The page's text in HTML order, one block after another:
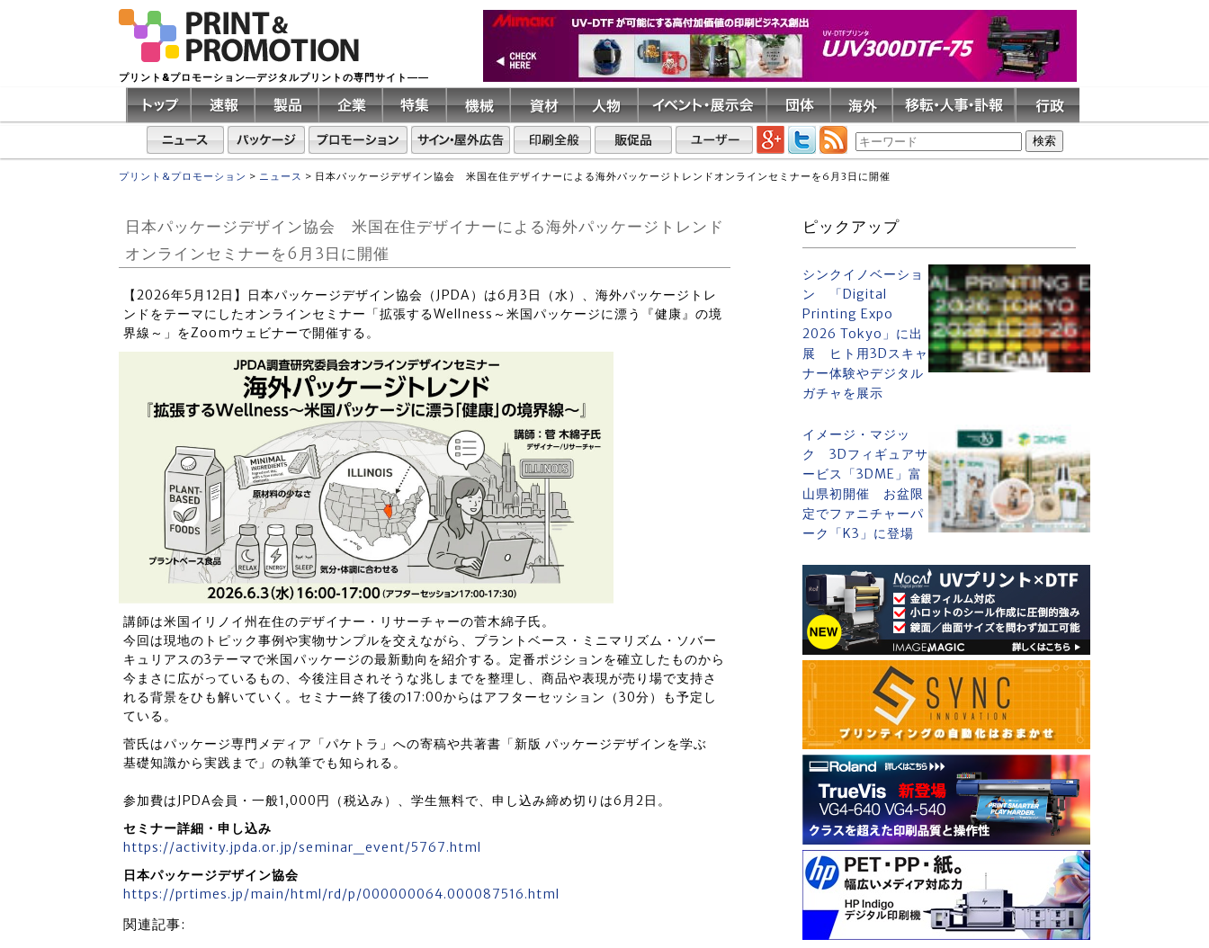
プリント&プロモーション―デジタルプリントの専門サイト――
プリント&プロモーション > ニュース > 日本パッケージデザイン協会 米国在住デザイナーによる海外パッケージトレンドオンラインセミナーを6月3日に開催
日本パッケージデザイン協会 米国在住デザイナーによる海外パッケージトレンド
オンラインセミナーを6月3日に開催
【2026年5月12日】日本パッケージデザイン協会（JPDA）は6月3日（水）、海外パッケージトレ
ンドをテーマにしたオンラインセミナー「拡張するWellness～米国パッケージに漂う『健康』の境
界線～」をZoomウェビナーで開催する。
講師は米国イリノイ州在住のデザイナー・リサーチャーの菅木綿子氏。
今回は現地のトピック事例や実物サンプルを交えながら、プラントベース・ミニマリズム・ソバー
キュリアスの3テーマで米国パッケージの最新動向を紹介する。定番ポジションを確立したものから
今まさに広がっているもの、今後注目されそうな兆しまでを整理し、商品や表現が売り場で支持さ
れる背景をひも解いていく。セミナー終了後の17:00からはアフターセッション（30分）も予定し
ている。
菅氏はパッケージ専門メディア「パケトラ」への寄稿や共著書「新版 パッケージデザインを学ぶ
基礎知識から実践まで」の執筆でも知られる。
参加費はJPDA会員・一般1,000円（税込み）、学生無料で、申し込み締め切りは6月2日。
セミナー詳細・申し込み
https://activity.jpda.or.jp/seminar_event/5767.html
日本パッケージデザイン協会
https://prtimes.jp/main/html/rd/p/000000064.000087516.html
関連記事:
ピックアップ
シンクイノベーショ
ン 「Digital
Printing Expo
2026 Tokyo」に出
展 ヒト用3Dスキャ
ナー体験やデジタル
ガチャを展示
イメージ・マジッ
ク 3Dフィギュアサ
ービス「3DME」富
山県初開催 お盆限
定でファニチャーパ
ーク「K3」に登場